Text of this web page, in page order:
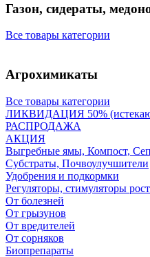
Газон, сидераты,
Все товары категории
Агрохимикаты
Все товары категории
ЛИКВИДАЦИЯ 50%
РАСПРОДАЖА
АКЦИЯ
Выгребные ямы, Компост,
Субстраты, Почвоулучшители
Удобрения и подкормки
Регуляторы, стимуляторы
От болезней
От грызунов
От вредителей
От сорняков
Биопрепараты